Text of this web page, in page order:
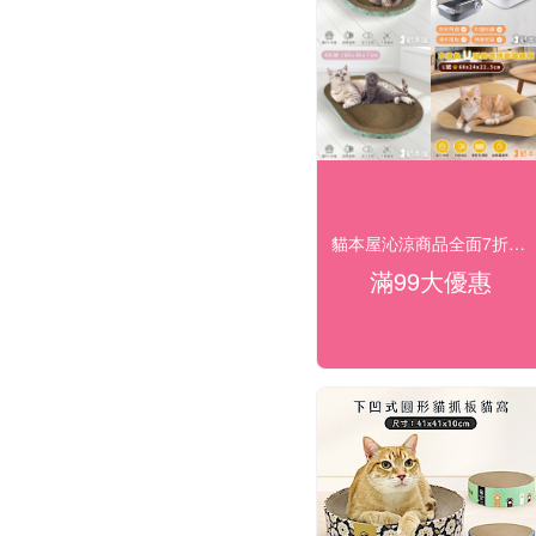
貓本屋沁涼商品全面7折起(售價已折)
滿99大優惠